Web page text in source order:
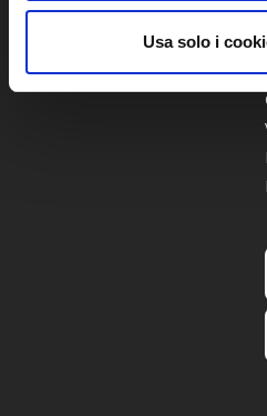
Usa solo i
Agricoltori
Suggerisci un Agricoltore
Lavora con noi